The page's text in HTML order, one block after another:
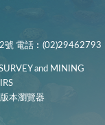
號 電話︰(02)29462793
and MINING
本瀏覽器